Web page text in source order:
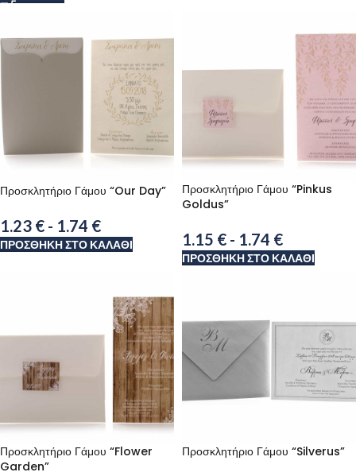
Προσκλητήριο Γάμου “Our Day”
1.23 € - 1.74 €
ΠΡΟΣΘΉΚΗ ΣΤΟ ΚΑΛΆΘΙ
Προσκλητήριο Γάμου “Pinkus
Goldus”
1.15 € - 1.74 €
ΠΡΟΣΘΉΚΗ ΣΤΟ ΚΑΛΆΘΙ
Προσκλητήριο Γάμου “Flower
Garden”
Προσκλητήριο Γάμου “Silverus”